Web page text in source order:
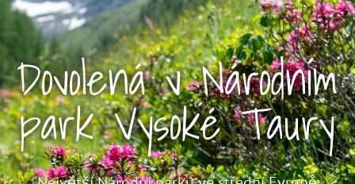
Dovolená v Národním
park Vysoké Taury